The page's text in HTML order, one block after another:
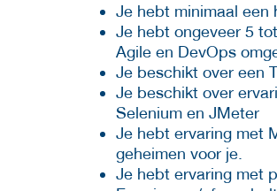
Je hebt minimaal een
Je hebt ongeveer 5
Agile en DevOps
Je beschikt over een
Je beschikt over
Selenium en JMeter
Je hebt ervaring met
geheimen voor je.
Je hebt ervaring met